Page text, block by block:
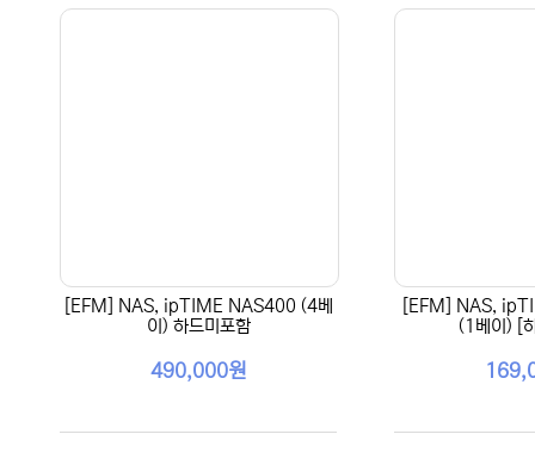
[EFM] NAS, ipTIME NAS400 (4베
이) 하드미포함
490,000원
[EFM] NAS,
(1베이) [